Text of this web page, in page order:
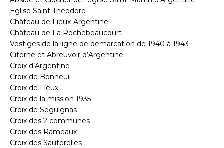
Eglise Saint Théodore
Château de Fieux-Argentine
Château de La Rochebeaucourt
Vestiges de la ligne de démarcation de 1940 à 1943
Citerne et Abreuvoir d’Argentine
Croix d’Argentine
Croix de Bonneuil
Croix de Fieux
Croix de la mission 1935
Croix de Seguignas
Croix des 2 communes
Croix des Rameaux
Croix des Sauterelles